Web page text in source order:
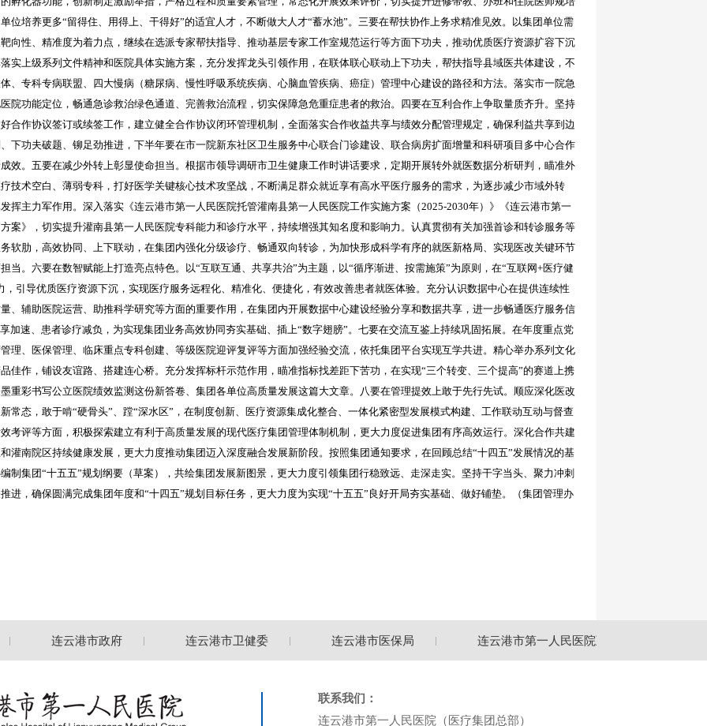
位培养更多“留得住、用得上、干得好”的适宜人才，不断做大人才“蓄水池”。 三要在帮扶协作上务求精准见效。
以集团单位需
向性、精准度为着力点， 继续在选派专家帮扶指导、推动基层专家工作室规范运行等方面下功夫，推动优质医疗资源扩容下沉
实上级系列文件精神和医院具体实施方案，充分发挥龙头引领作用，在联体联心联动上下功夫，帮扶指导县域医共体建设，不
、专科专病联盟、 四大慢病（糖尿病、慢性呼吸系统疾病、心脑血管疾病、癌症）管理中心建设的路径和方法。 落实市一院急
院功能定位，畅通急诊救治绿色通道、完善救治流程，切实保障急危重症患者的救治。四要在互利合作上争取量质齐升。坚持
合作协议签订或续签工作，建立健全合作协议闭环管理机制，全面落实合作收益共享与绩效分配管理规定，确保利益共享到边
下功夫破题、铆足劲推进，下半年要在市一院新东社区卫生服务中心联合门诊建设、联合病房扩面增量和科研项目多中心合作
效。五要在减少外转上彰显使命担当。根据市领导调研市卫生健康工作时讲话要求，定期开展转外就医数据分析研判，瞄准外
技术空白、薄弱专科，打好医学关键核心技术攻坚战，不断满足群众就近享有高水平医疗服务的需求，为逐步减少市域外转
挥主力军作用。深入落实《连云港市第一人民医院托管灌南县第一人民医院工作实施方案（2025-2030年）》《连云港市第一
案》，切实提升灌南县第一人民医院专科能力和诊疗水平，持续增强其知名度和影响力。认真贯彻有关加强首诊和转诊服务等
软肋，高效协同、上下联动，在集团内强化分级诊疗、畅通双向转诊，为加快形成科学有序的就医新格局、实现医改关键环节
当。六要在数智赋能上打造亮点特色。以“互联互通、共享共治”为主题，以“循序渐进、按需施策”为原则，在“互联网+医疗健
，引导优质医疗资源下沉，实现医疗服务远程化、精准化、便捷化，有效改善患者就医体验。充分认识数据中心在提供连续性
、辅助医院运营、助推科学研究等方面的重要作用，在集团内开展数据中心建设经验分享和数据共享， 进一步畅通医疗服务信
加速、患者诊疗减负 ，为实现集团业务高效协同夯实基础、插上“数字翅膀”。 七要在交流互鉴上持续巩固拓展。在年度重点党
理、医保管理、临床重点专科创建、等级医院迎评复评等方面加强经验交流，依托集团平台实现互学共进。精心举办系列文化
佳作，铺设友谊路、搭建连心桥。充分发挥标杆示范作用，瞄准指标找差距下苦功，在实现“三个转变、三个提高”的赛道上携
重彩书写公立医院绩效监测这份新答卷、集团各单位高质量发展这篇大文章。八要在管理提效上敢于先行先试。顺应深化医改
常态，敢于啃“硬骨头”、蹚“深水区”，在制度创新、医疗资源集成化整合、一体化紧密型发展模式构建、工作联动互动与督查
考评等方面，积极探索建立有利于高质量发展的现代医疗集团管理体制机制，更大力度促进集团有序高效运行。深化合作共建
灌南院区持续健康发展，更大力度推动集团迈入深度融合发展新阶段。按照集团通知要求，在回顾总结“十四五”发展情况的基
制集团“十五五”规划纲要（草案），共绘集团发展新图景，更大力度引领集团行稳致远、走深走实。坚持干字当头、聚力冲刺
进，确保圆满完成集团年度和“十四五”规划目标任务，更大力度为实现“十五五”良好开局夯实基础、做好铺垫。（集团管理办
连云港市政府 连云港市卫健委 连云港市医保局 连云港市第一人民医院互联网医院
联系我们：
连云港市第一人民医院（医疗集团总部）